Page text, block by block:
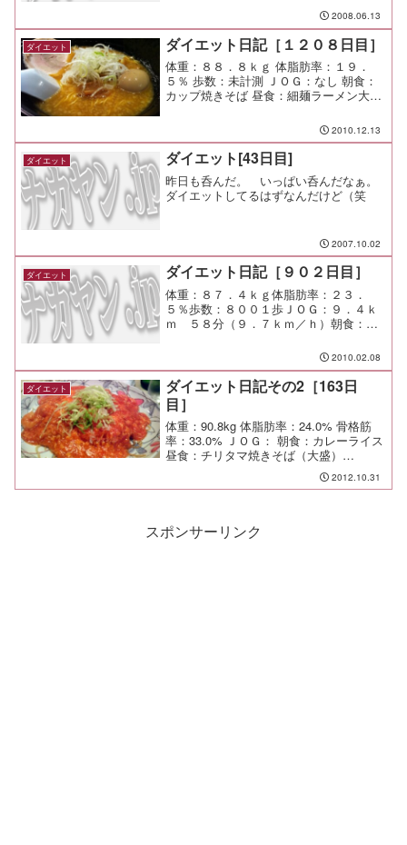
2008.06.13
ダイエット ダイエット日記［１２０８日目］
体重：８８．８ｋｇ 体脂肪率：１９．
５％ 歩数：未計測 ＪＯＧ：なし 朝食：
カップ焼きそば 昼食：細麺ラーメン大盛
なし 間食： メモ：冬場の雨って悲しい
な。
2010.12.13
ダイエット ダイエット[43日目]
昨日も呑んだ。 いっぱい呑んだなぁ。
ダイエットしてるはずなんだけど（笑
2007.10.02
ダイエット ダイエット日記［９０２日目］
体重：８７．４ｋｇ体脂肪率：２３．
５％歩数：８００１歩ＪＯＧ：９．４ｋ
ｍ ５８分（９．７ｋｍ／ｈ）朝食：焼
￥７１０夕食：なし間食：メモ：今日も
またもや天下一品（笑
2010.02.08
ダイエット
ダイエット日記その2［163日
目］
体重：90.8kg 体脂肪率：24.0% 骨格筋
率：33.0% ＪＯＧ： 朝食：カレーライス
昼食：チリタマ焼きそば（大盛）
\1,170（黒龍＠たまプラーザ）この店は
旨い。 同じ価格帯の、そんじょそこら
2012.10.31
スポンサーリンク